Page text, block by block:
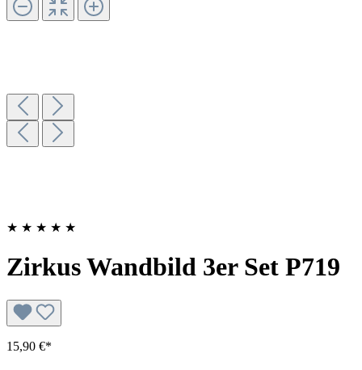
★ ★ ★ ★ ★
Zirkus Wandbild 3er Set P719
15,90 €*